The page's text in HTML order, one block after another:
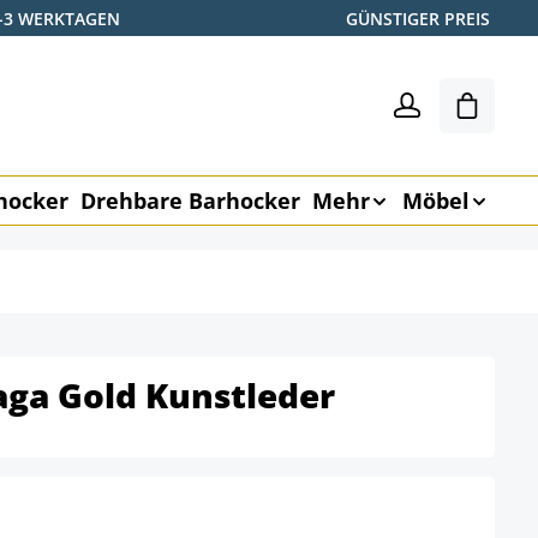
WERKTAGEN GÜNSTIGER PREIS
Drehbare Barhocker Mehr Möbel
Gold Kunstleder